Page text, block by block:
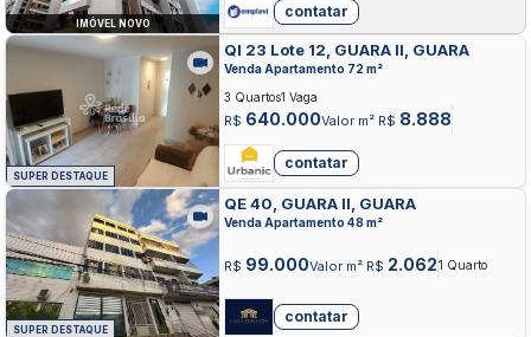
IMÓVEL NOVO
contatar
SUPER DESTAQUE
QI 23 Lote 12, GUARA II, GUARA
Venda Apartamento 72 m²
R$ 640.000Valor m² R$ 8.888
3 Quartos1 Vaga
contatar
SUPER DESTAQUE
QE 40, GUARA II, GUARA
Venda Apartamento 48 m²
R$ 99.000Valor m² R$ 2.0621 Quarto
contatar